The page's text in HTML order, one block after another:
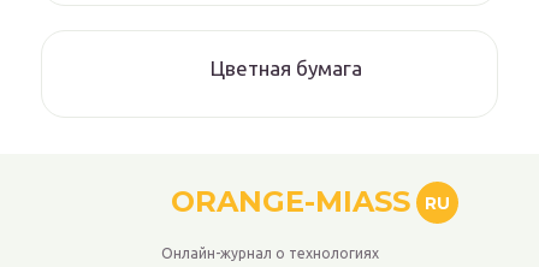
Цветная бумага
ORANGE-MIASS RU
Онлайн-журнал о технологиях